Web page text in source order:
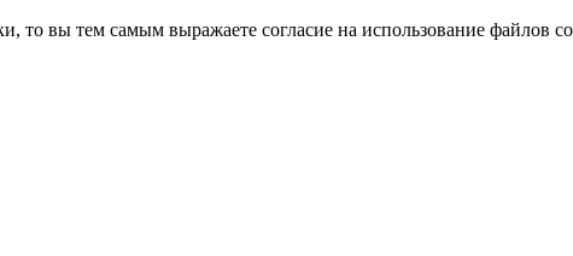
то вы тем самым выражаете согласие на использование файлов